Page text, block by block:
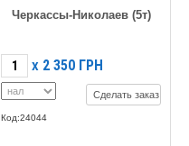
Черкассы-Николаев (5т)
X 2 350 ГРН
Сделать заказ
Код:24044